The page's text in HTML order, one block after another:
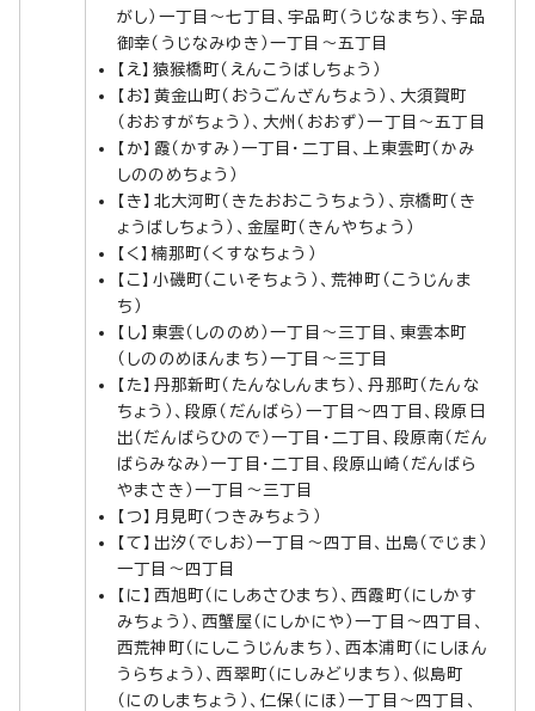
がし）一丁目～七丁目、宇品町（うじなまち）、宇品
御幸（うじなみゆき）一丁目～五丁目
【え】猿猴橋町（えんこうばしちょう）
【お】黄金山町（おうごんざんちょう）、大須賀町
（おおすがちょう）、大州（おおず）一丁目～五丁目
【か】霞（かすみ）一丁目・二丁目、上東雲町（かみ
しののめちょう）
【き】北大河町（きたおおこうちょう）、京橋町（き
ょうばしちょう）、金屋町（きんやちょう）
【く】楠那町（くすなちょう）
【こ】小磯町（こいそちょう）、荒神町（こうじんま
ち）
【し】東雲（しののめ）一丁目～三丁目、東雲本町
（しののめほんまち）一丁目～三丁目
【た】丹那新町（たんなしんまち）、丹那町（たんな
ちょう）、段原（だんばら）一丁目～四丁目、段原日
出（だんばらひので）一丁目・二丁目、段原南（だん
ばらみなみ）一丁目・二丁目、段原山崎（だんばら
やまさき）一丁目～三丁目
【つ】月見町（つきみちょう）
【て】出汐（でしお）一丁目～四丁目、出島（でじま）
一丁目～四丁目
【に】西旭町（にしあさひまち）、西霞町（にしかす
みちょう）、西蟹屋（にしかにや）一丁目～四丁目、
西荒神町（にしこうじんまち）、西本浦町（にしほん
うらちょう）、西翠町（にしみどりまち）、似島町
（にのしまちょう）、仁保（にほ）一丁目～四丁目、